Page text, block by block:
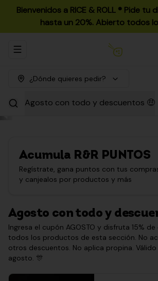
Bienvenidos a RICE & ROLL ®️ Pide
hasta un 20%. Abierto todos
Abrir menu de navegación
¿Dónde quieres pedir?
Agosto con todo y descuentos 🤑
Acumula R&R PUNTOS
Regístrate, gana puntos con tus
y canjealos por productos y más
Agosto con todo y
Ingresa el cupón AGOSTO y disfruta 15%
todos los productos de esta sección. No
otros descuentos. No aplica propina. Válido
agosto. 🎊